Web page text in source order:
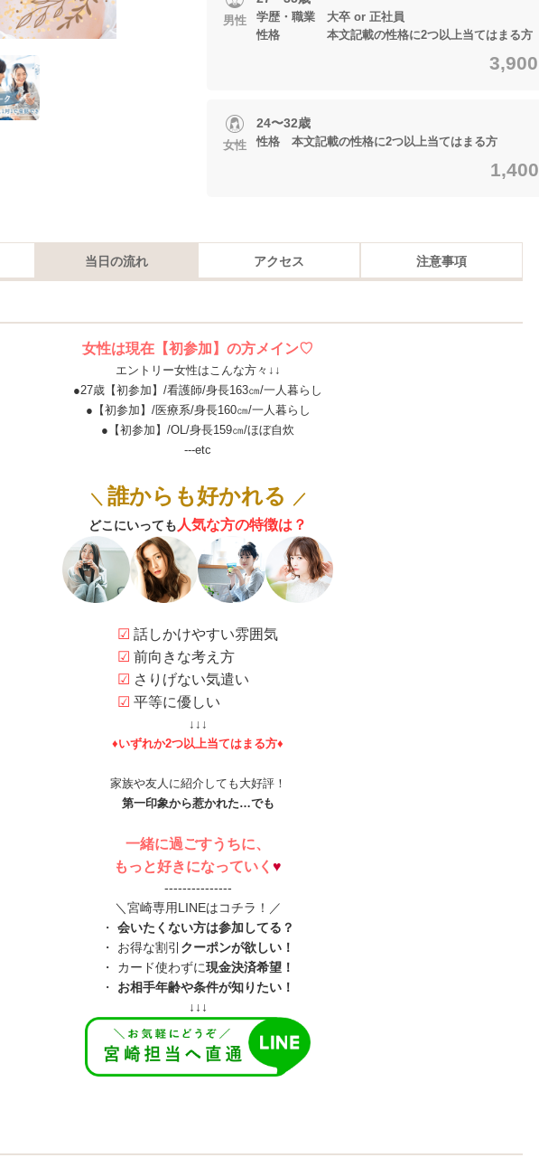
男性
学歴・職業 大卒 or 正社員
性格 本文記載の性格に2つ以上当てはまる方
3,900
女性
24〜32歳
性格 本文記載の性格に2つ以上当てはまる方
1,400
当日の流れ アクセス 注意事項
女性は現在【初参加】の方メイン♡
エントリー女性はこんな方々↓↓
●27歳【初参加】/看護師/身長163㎝/一人暮らし
●【初参加】/医療系/身長160㎝/一人暮らし
●【初参加】/OL/身長159㎝/ほぼ自炊
---etc
＼ 誰からも好かれる ／
どこにいっても 人気な方の特徴は？
☑ 話しかけやすい雰囲気
☑ 前向きな考え方
☑ さりげない気遣い
☑ 平等に優しい
↓↓↓
♦いずれか2つ以上当てはまる方♦
家族や友人に紹介しても大好評！
第一印象から惹かれた…でも
一緒に過ごすうちに、
もっと好きになっていく ♥
---------------
＼宮崎専用LINEはコチラ！／
・ 会いたくない方は参加してる？
・ お得な割引 クーポンが欲しい！
・ カード使わずに現金決済希望！
・
お相手年齢や条件が知りたい！
↓↓↓